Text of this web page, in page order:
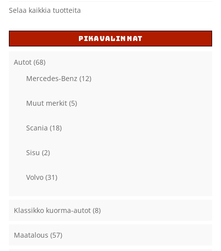
Selaa kaikkia tuotteita
PIKAVALINNAT
Autot (68)
Mercedes-Benz (12)
Muut merkit (5)
Scania (18)
Sisu (2)
Volvo (31)
Klassikko kuorma-autot (8)
Maatalous (57)